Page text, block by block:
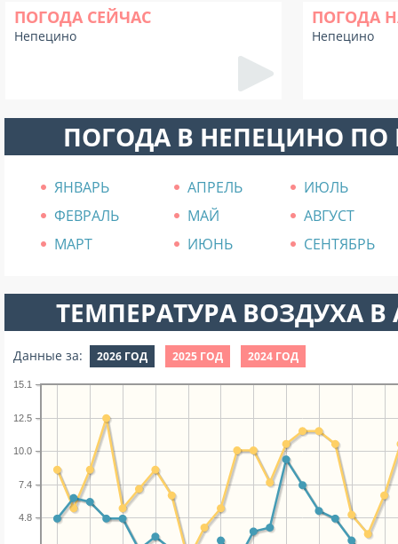
ПОГОДА СЕЙЧАС
Непецино
ПОГОДА
Непецино
ПОГОДА В НЕПЕЦИНО
ЯНВАРЬ АПРЕЛЬ
ИЮЛЬ
ФЕВРАЛЬ
МАЙ
АВГУСТ
МАРТ
ИЮНЬ СЕНТЯБРЬ
ТЕМПЕРАТУРА ВОЗДУХА В
Данные за: 2026 ГОД 2025 ГОД 2024 ГОД
4.8
7.4
10.0
12.5
15.1